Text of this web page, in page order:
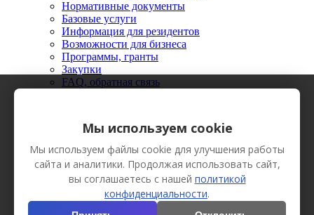
Нормативные документы
Базовые услуги
Информация для резидентов
Возможности для бизнеса
Программы, гранты
Закупки
FAQ, обратная связь
Видео
Вестник Химграда
Сотрудничество
Пресс-кит
Мы используем cookie
Мы используем файлы cookie для улучшения работы
сайта и аналитики. Продолжая использовать сайт,
вы соглашаетесь с нашей политикой
конфиденциальности.